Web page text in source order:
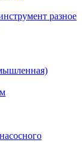
разное